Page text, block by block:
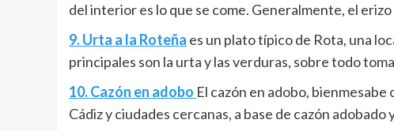
del interior es lo que se come. Generalmente, el
9. Urta a la Roteña es un plato típico de Rota, una
principales son la urta y las verduras, sobre todo
10. Cazón en adobo El cazón en adobo,
Cádiz y ciudades cercanas, a base de cazón adobado